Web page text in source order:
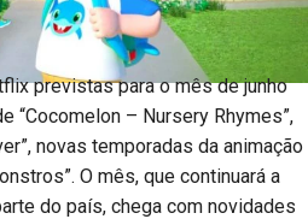
previstas para o mês de junho
“Cocomelon – Nursery Rhymes”,
novas temporadas da animação
O mês, que continuará a
do país, chega com novidades